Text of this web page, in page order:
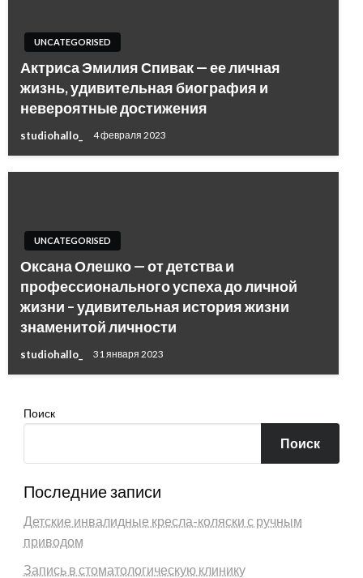
UNCATEGORISED
Актриса Эмилия Спивак — ее личная
жизнь, удивительная биография и
невероятные достижения
studiohallo_ 4 февраля 2023
UNCATEGORISED
Оксана Олешко — от детства и
профессионального успеха до личной
жизни – удивительная история жизни
знаменитой личности
studiohallo_ 31 января 2023
Поиск
Поиск
Последние записи
Детские инвалидные кресла-коляски с ручным
приводом
Запись в стоматологическую клинику